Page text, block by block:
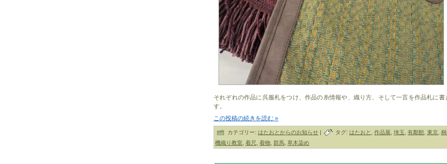
それぞれの作品に呉服札をつけ、作品の糸情報や、織り方、そして一言を作品札に書
す。
この投稿の続きを読む »
カテゴリー: はたおとからのお知らせ | タグ: はたおと 作品展 埼玉 有鄰館 東京
機織り教室 着尺 着物 群馬 草木染め